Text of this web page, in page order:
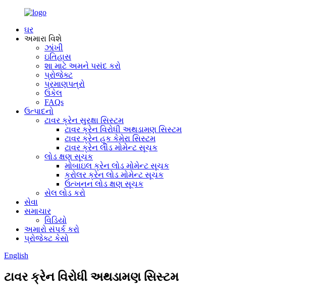
ઘર
અમારા વિશે
ઝાંખી
ઇતિહાસ
શા માટે અમને પસંદ કરો
પ્રોજેક્ટ
પ્રમાણપત્રો
ઉકેલ
FAQs
ઉત્પાદનો
ટાવર ક્રેન સુરક્ષા સિસ્ટમ
ટાવર ક્રેન વિરોધી અથડામણ સિસ્ટમ
ટાવર ક્રેન હૂક કેમેરા સિસ્ટમ
ટાવર ક્રેન લોડ મોમેન્ટ સૂચક
લોડ ક્ષણ સૂચક
મોબાઇલ ક્રેન લોડ મોમેન્ટ સૂચક
ક્રોલર ક્રેન લોડ મોમેન્ટ સૂચક
ઉત્ખનન લોડ ક્ષણ સૂચક
સેલ લોડ કરો
સેવા
સમાચાર
વિડિયો
અમારો સંપર્ક કરો
પ્રોજેક્ટ કેસો
English
ટાવર ક્રેન વિરોધી અથડામણ સિસ્ટમ